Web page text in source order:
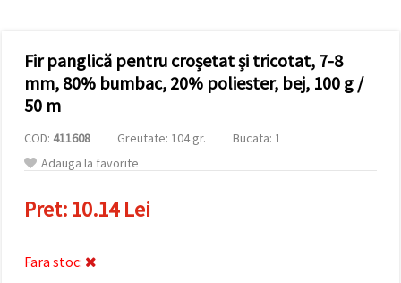
analiză și
marketing.
Puteți fi de
acord să
toate
urile făcând
toate!" Sau
în setări
Fir panglică pentru croșetat și tricotat, 7-8
mm, 80% bumbac, 20% poliester, bej, 100 g /
50 m
COD: 411608 Greutate: 104 gr.
Bucata: 1
Adauga la favorite
Pret:10.14 Lei
Fara stoc: